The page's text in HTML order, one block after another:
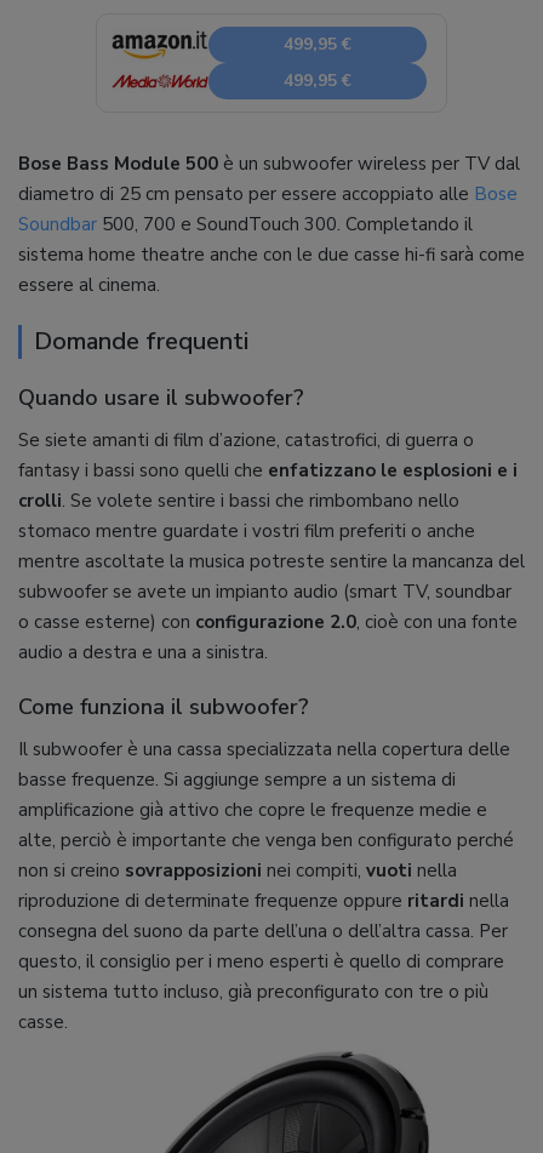
499,95 €
499,95 €
Bose Bass Module 500 è un subwoofer wireless per TV dal
diametro di 25 cm pensato per essere accoppiato alle Bose
Soundbar 500, 700 e SoundTouch 300. Completando il
sistema home theatre anche con le due casse hi-fi sarà come
essere al cinema.
Domande frequenti
Quando usare il subwoofer?
Se siete amanti di film d’azione, catastrofici, di guerra o
fantasy i bassi sono quelli che enfatizzano le esplosioni e i
crolli. Se volete sentire i bassi che rimbombano nello
stomaco mentre guardate i vostri film preferiti o anche
mentre ascoltate la musica potreste sentire la mancanza del
subwoofer se avete un impianto audio (smart TV, soundbar
o casse esterne) con configurazione 2.0, cioè con una fonte
audio a destra e una a sinistra.
Come funziona il subwoofer?
Il subwoofer è una cassa specializzata nella copertura delle
basse frequenze. Si aggiunge sempre a un sistema di
amplificazione già attivo che copre le frequenze medie e
alte, perciò è importante che venga ben configurato perché
non si creino sovrapposizioni nei compiti, vuoti nella
riproduzione di determinate frequenze oppure ritardi nella
consegna del suono da parte dell’una o dell’altra cassa. Per
questo, il consiglio per i meno esperti è quello di comprare
un sistema tutto incluso, già preconfigurato con tre o più
casse.